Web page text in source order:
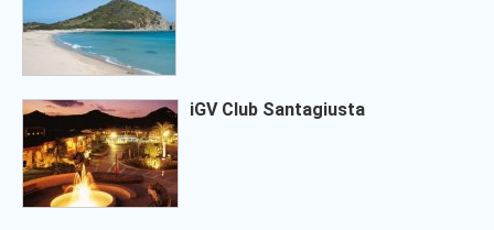
iGV Club Santagiusta